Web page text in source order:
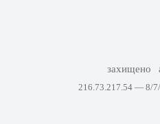
захищено
216.73.217.54 — 8/